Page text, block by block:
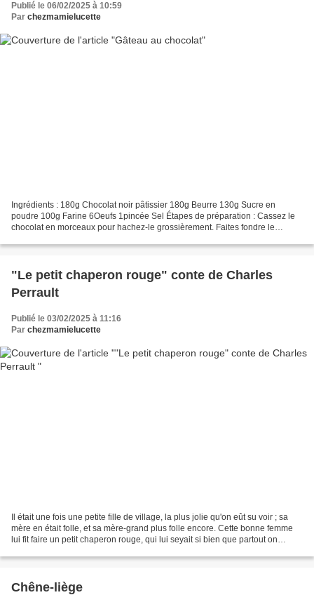
Publié le 06/02/2025 à 10:59
Par chezmamielucette
Ingrédients : 180g Chocolat noir pâtissier 180g Beurre 130g Sucre en
poudre 100g Farine 6Oeufs 1pincée Sel Étapes de préparation : Cassez le
chocolat en morceaux pour hachez-le grossièrement. Faites fondre le
"Le petit chaperon rouge" conte de Charles
Perrault
Publié le 03/02/2025 à 11:16
Par chezmamielucette
Il était une fois une petite fille de village, la plus jolie qu'on eût su voir ; sa
mère en était folle, et sa mère-grand plus folle encore. Cette bonne femme
lui fit faire un petit chaperon rouge, qui lui seyait si bien que partout on
Chêne-liège